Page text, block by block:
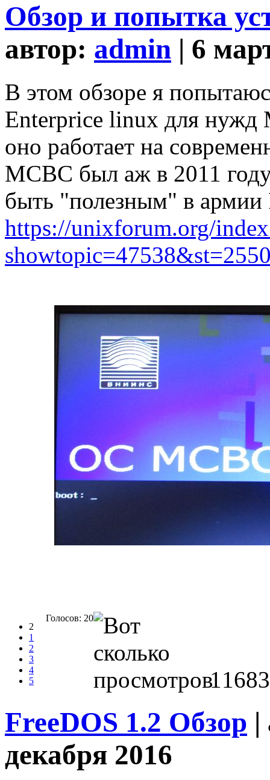
Обзор и попытка
автор: admin | 6
В этом обзоре я
Enterprice linux для
оно работает на
МСВС был аж в 2011
быть "полезным" в
https://unixforum.org/
2
1
2
3
4
5
Голосов: 20
FreeDOS 1.2 Обзор |
декабря 2016